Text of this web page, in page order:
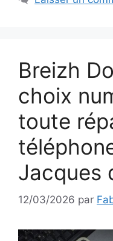
Breizh
choix
toute
Jacques
12/03/2026 par